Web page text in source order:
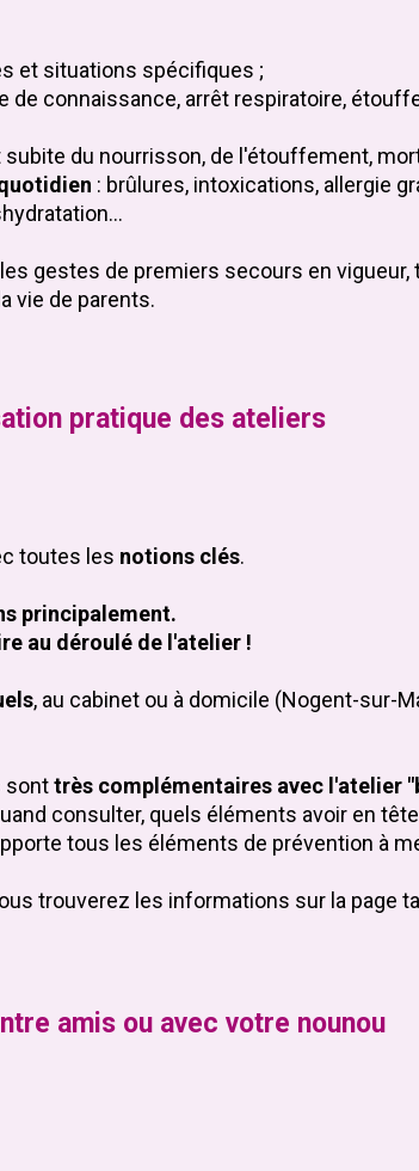
et situations spécifiques ;
de connaissance, arrêt respiratoire,
du nourrisson, de l'étouffement,
: brûlures, intoxications, allergie
gestes de premiers secours en
vie de parents.
pratique des ateliers
toutes les notions clés.
principalement.
au déroulé de l'atelier !
, au cabinet ou à domicile (Nogent-sur-
sonttrès complémentaires avec l'atelier
consulter, quels éléments avoir en
tous les éléments de prévention à
trouverez les informations sur la page
amis ou avec votre nounou